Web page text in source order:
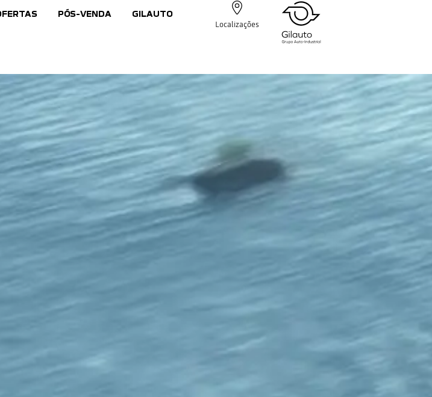
PÓS-VENDA GILAUTO
Localizações